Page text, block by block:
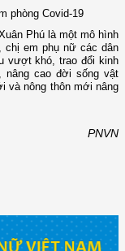
phòng Covid-19
Phú là một mô hình
chị em phụ nữ các dân
vượt khó, trao đổi kinh
nâng cao đời sống vật
và nông thôn mới nâng
PNVN